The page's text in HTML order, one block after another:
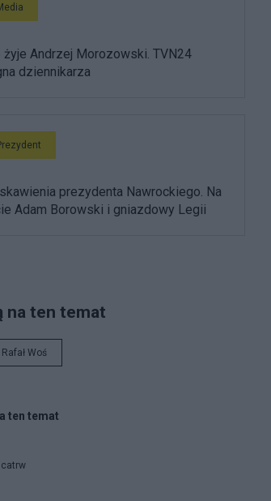
żyje Andrzej Morozowski. TVN24
dziennikarza
prezydenta Nawrockiego. Na
Adam Borowski i gniazdowy Legii
na ten temat
Rafał Woś
ten temat
catrw